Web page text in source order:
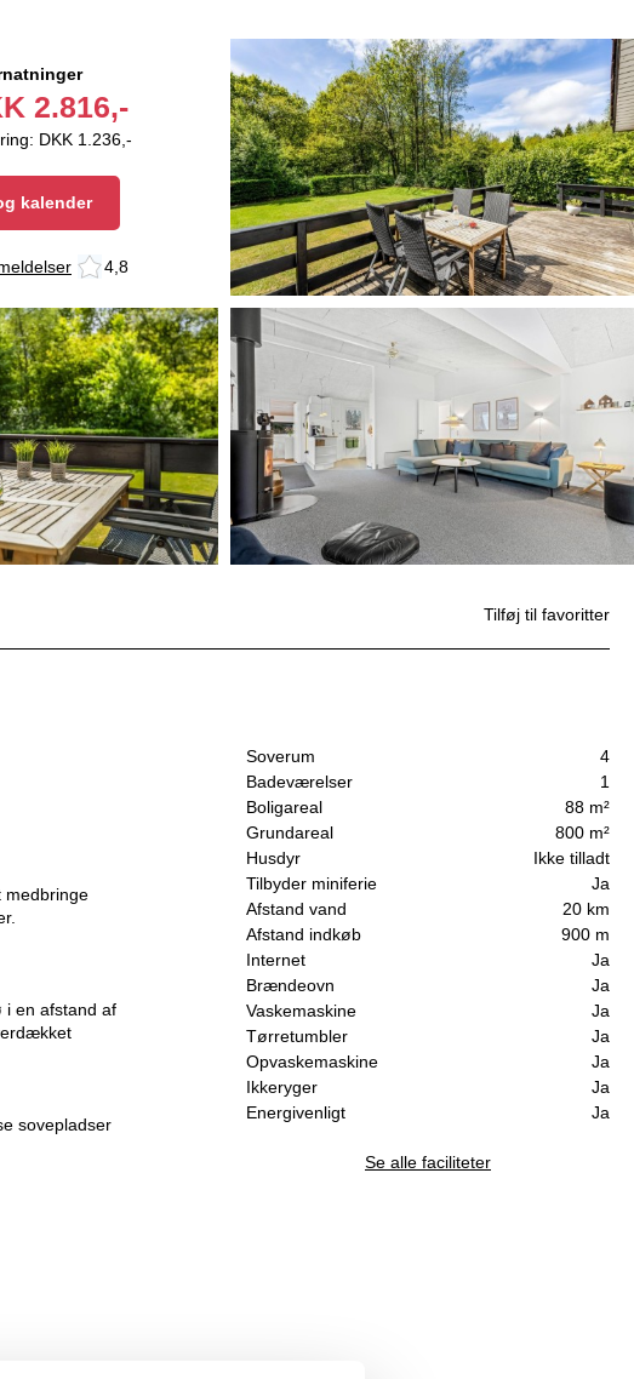
2.816,-
DKK 1.236,-
kalender
4,8
Soverum
4
Badeværelser
1
Boligareal
88 m²
Grundareal
800 m²
Husdyr
Ikke tilladt
Tilbyder miniferie
Ja
Afstand vand
20 km
Afstand indkøb
900 m
Internet
Ja
Brændeovn
Ja
Vaskemaskine
Ja
Tørretumbler
Ja
Opvaskemaskine
Ja
Ikkeryger
Ja
Energivenligt
Ja
Se alle faciliteter
Tilføj til favoritter
medbringe
i en afstand af
sovepladser